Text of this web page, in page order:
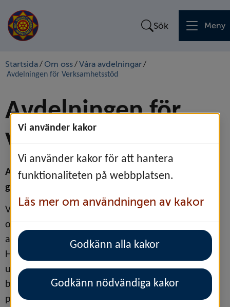
Vi använder kakor
Vi använder kakor för att hantera
funktionaliteten på webbplatsen.
Läs mer om användningen av kakor
Godkänn alla kakor
Godkänn nödvändiga kakor
Sök Meny
Startsida/ Om oss/Våra avdelningar/
Avdelningen för Verksamhetsstöd
Avdelningen för
Verksamhetsstöd
Avdelningen Verksamhetsstöd arbetar med
gemensamma stödfunktioner inom förbundet.
Vissa frågor är återkommande i alla avdelningar
och då finns det en effektivitet i att låta en
avdelning sköta uppgifterna åt övriga. Ekonomi,
HR, och kommunikation är några exempel på
uppgifter som alla måste hantera, men som blir
både enklare och effektivare om de sköts av en
part som dessutom är expert inom aktuellt